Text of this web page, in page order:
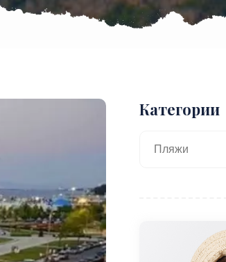
Категории
Пляжи